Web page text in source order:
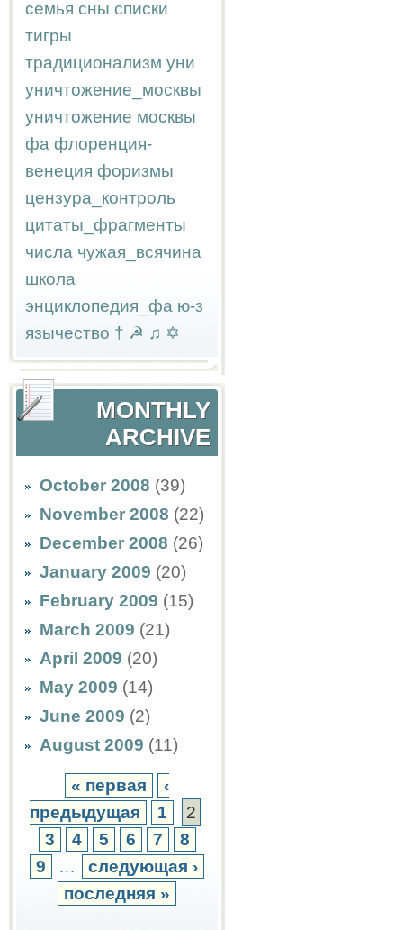
семья сны списки
тигры
традиционализм уни
уничтожение_москвы
уничтожение москвы
фа флоренция-
венеция форизмы
цензура_контроль
цитаты_фрагменты
числа чужая_всячина
школа
энциклопедия_фа ю-з
язычество † ☭ ♫ ✡
MONTHLY
ARCHIVE
October 2008 (39)
November 2008 (22)
December 2008 (26)
January 2009 (20)
February 2009 (15)
March 2009 (21)
April 2009 (20)
May 2009 (14)
June 2009 (2)
August 2009 (11)
« первая
‹
предыдущая
1
2
3
4 5 6 7
8
9
…
следующая ›
последняя »